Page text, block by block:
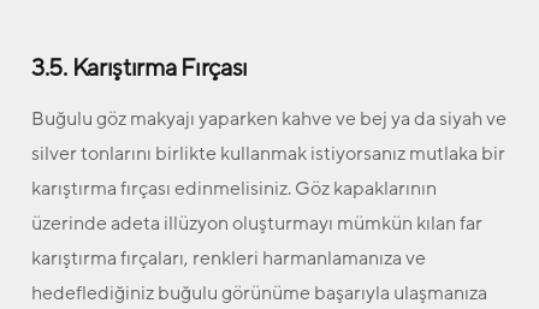
3.5. Karıştırma Fırçası
Buğulu göz makyajı yaparken kahve ve bej ya da siyah ve
silver tonlarını birlikte kullanmak istiyorsanız mutlaka bir
karıştırma fırçası edinmelisiniz. Göz kapaklarının
üzerinde adeta illüzyon oluşturmayı mümkün kılan far
karıştırma fırçaları, renkleri harmanlamanıza ve
hedeflediğiniz buğulu görünüme başarıyla ulaşmanıza